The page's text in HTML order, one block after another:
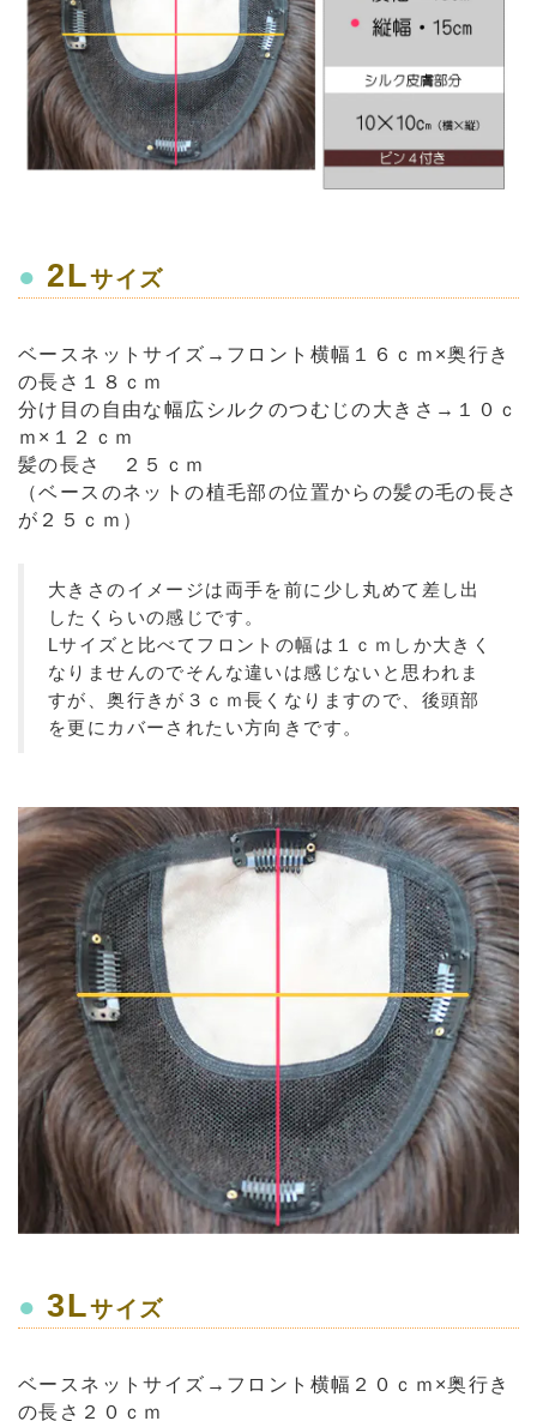
● 2Lサイズ
ベースネットサイズ→フロント横幅１６ｃｍ×奥行き
の長さ１８ｃｍ
分け目の自由な幅広シルクのつむじの大きさ→１０ｃ
ｍ×１２ｃｍ
髪の長さ ２５ｃｍ
（ベースのネットの植毛部の位置からの髪の毛の長さ
が２５ｃｍ）
大きさのイメージは両手を前に少し丸めて差し出
したくらいの感じです。
Lサイズと比べてフロントの幅は１ｃｍしか大きく
なりませんのでそんな違いは感じないと思われま
すが、奥行きが３ｃｍ長くなりますので、後頭部
を更にカバーされたい方向きです。
● 3Lサイズ
ベースネットサイズ→フロント横幅２０ｃｍ×奥行き
の長さ２０ｃｍ